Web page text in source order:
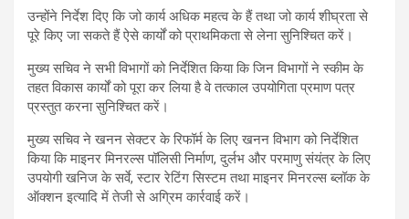
उन्होंने निर्देश दिए कि जो कार्य अधिक महत्व के हैं तथा जो कार्य शीघ्रता से
पूरे किए जा सकते हैं ऐसे कार्यों को प्राथमिकता से लेना सुनिश्चित करें।
मुख्य सचिव ने सभी विभागों को निर्देशित किया कि जिन विभागों ने स्कीम के
तहत विकास कार्यों को पूरा कर लिया है वे तत्काल उपयोगिता प्रमाण पत्र
प्रस्तुत करना सुनिश्चित करें।
मुख्य सचिव ने खनन सेक्टर के रिफॉर्म के लिए खनन विभाग को निर्देशित
किया कि माइनर मिनरल्स पॉलिसी निर्माण, दुर्लभ और परमाणु संयंत्र के लिए
उपयोगी खनिज के सर्वे, स्टार रेटिंग सिस्टम तथा माइनर मिनरल्स ब्लॉक के
ऑक्शन इत्यादि में तेजी से अग्रिम कार्रवाई करें।